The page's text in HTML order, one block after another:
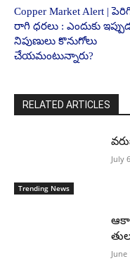
Copper Market Alert |
రాగి ధరలు : ఎందుకు
నిపుణులు కొనుగోలు
చేయమంటున్నారు?
RELATED ARTICLES
Trending News
July
June